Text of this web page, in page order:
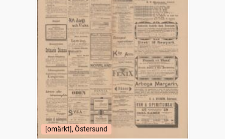
[omärkt], Östersund